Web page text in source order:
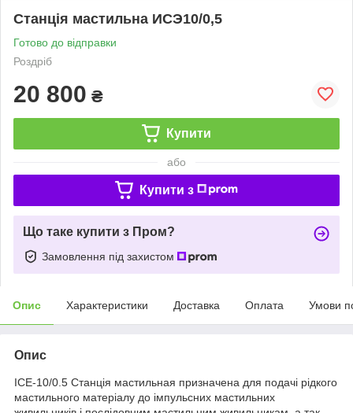
Станція мастильна ИСЭ10/0,5
Готово до відправки
Роздріб
20 800 ₴
Купити
або
Купити з
Що таке купити з Пром?
Замовлення під захистом
Опис Характеристики Доставка Оплата Умови
Опис
ІСЕ-10/0.5 Станція мастильная призначена для подачі рідкого
мастильного матеріалу до імпульсних мастильних